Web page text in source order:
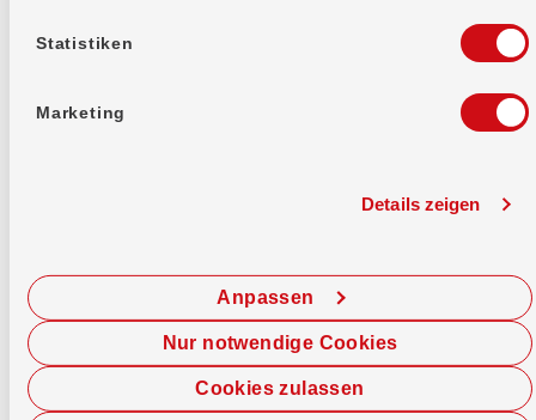
Statistiken
Marketing
Details zeigen
Cookies zulassen
Anpassen
Nur notwendige Cookies
Jetzt chatten